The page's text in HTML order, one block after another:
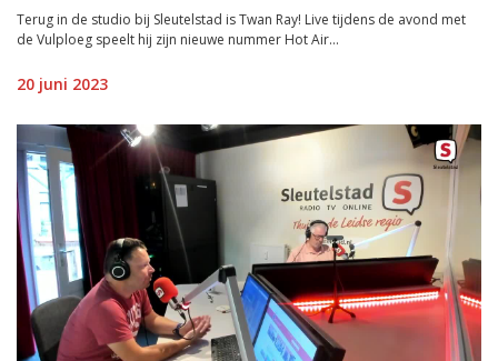
Terug in de studio bij Sleutelstad is Twan Ray! Live tijdens de avond met
de Vulploeg speelt hij zijn nieuwe nummer Hot Air...
20 juni 2023